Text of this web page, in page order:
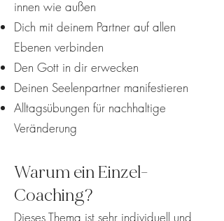
innen wie außen
Dich mit deinem Partner auf allen
Ebenen verbinden
Den Gott in dir erwecken
Deinen Seelenpartner manifestieren
Alltagsübungen für nachhaltige
Veränderung
Warum ein Einzel-
Coaching?
Dieses Thema ist sehr individuell und